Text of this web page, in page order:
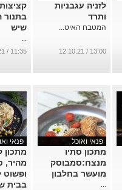
לזניה עגבניות
ותרד
המטבח האיט...
13:00 / 12.10.21
בתנור
שיש
...
11:35 / 07.10.21
פנאי ואוכל
מתכון סתיו
מנצח:סמבוסק
מועשר בחלבון
...
פנאי
מתכון
מהיר,
ופשוט
בבית